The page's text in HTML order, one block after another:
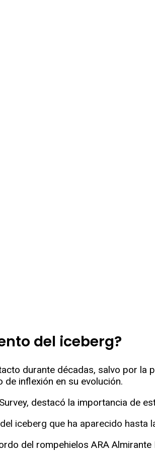
del iceberg?
durante décadas, salvo por la
de inflexión en su evolución.
destacó la importancia de
iceberg que ha aparecido hasta
del rompehielos ARA